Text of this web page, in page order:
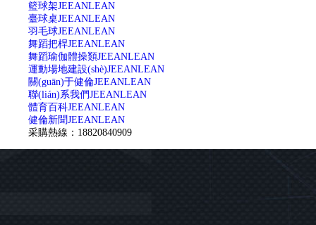
籃球架JEEANLEAN
臺球桌JEEANLEAN
羽毛球JEEANLEAN
舞蹈把桿JEEANLEAN
舞蹈瑜伽體操類JEEANLEAN
運動場地建設(shè)JEEANLEAN
關(guān)于健倫JEEANLEAN
聯(lián)系我們JEEANLEAN
體育百科JEEANLEAN
健倫新聞JEEANLEAN
采購熱線：18820840909